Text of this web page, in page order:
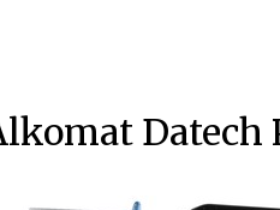
Datech